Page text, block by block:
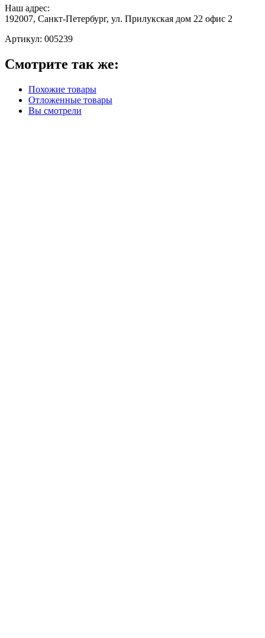
Наш адрес:
192007, Санкт-Петербург, ул. Прилукская дом 22 офис 2
Артикул: 005239
Смотрите так же:
Похожие товары
Отложенные товары
Вы смотрели